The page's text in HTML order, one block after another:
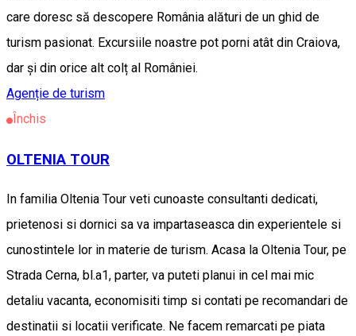
care doresc să descopere România alături de un ghid de
turism pasionat. Excursiile noastre pot porni atât din Craiova,
dar și din orice alt colț al României.
Agenție de turism
Închis
OLTENIA TOUR
In familia Oltenia Tour veti cunoaste consultanti dedicati,
prietenosi si dornici sa va impartaseasca din experientele si
cunostintele lor in materie de turism. Acasa la Oltenia Tour, pe
Strada Cerna, bl.a1, parter, va puteti planui in cel mai mic
detaliu vacanta, economisiti timp si contati pe recomandari de
destinatii si locatii verificate. Ne facem remarcati pe piata